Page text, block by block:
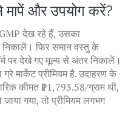
मापें और उपयोग करें?
देख रहे हैं, उसका
निकालें। फिर समान वस्तु के
पर देखे गए मूल्य से अंतर निकालें।
मार्केट प्रीमियम है. उदाहरण के
कीमत ₹11,793.58/ग्राम थी,
गया, तो प्रीमियम लगभग